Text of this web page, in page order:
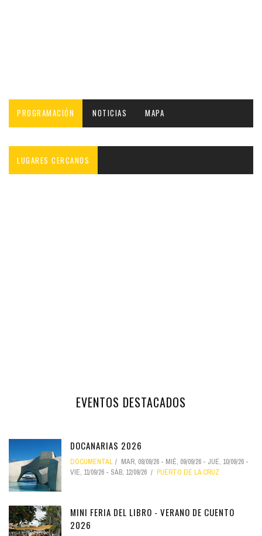
PROGRAMACIÓN NOTICIAS MAPA
LUGARES CERCANOS
EVENTOS DESTACADOS
DOCANARIAS 2026
DOCUMENTAL MAR, 08/09/26 - MIÉ, 09/09/26 - JUE, 10/09/26 -
VIE, 11/09/26 - SÁB, 12/09/26 PUERTO DE LA CRUZ
MINI FERIA DEL LIBRO - VERANO DE CUENTO
2026